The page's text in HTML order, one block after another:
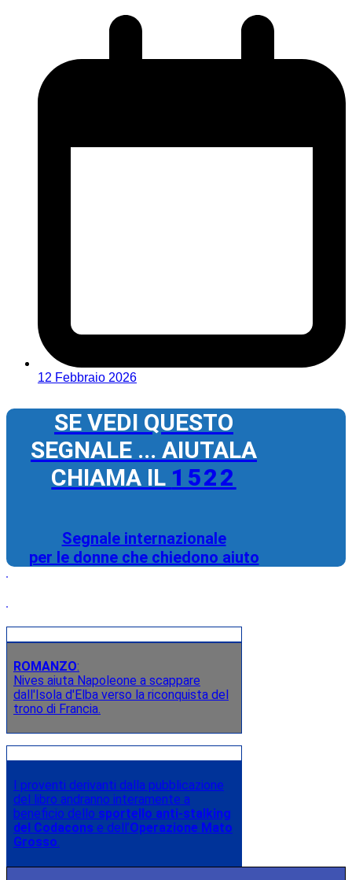
12 Febbraio 2026
SE VEDI QUESTO
SEGNALE ... AIUTALA
CHIAMA IL 1522
Segnale internazionale
per le donne che chiedono aiuto
ROMANZO:
Nives aiuta Napoleone a scappare
dall'Isola d'Elba verso la riconquista del
trono di Francia.
I proventi derivanti dalla pubblicazione
del libro andranno interamente a
beneficio dello sportello anti-stalking
del Codacons e dell’Operazione Mato
Grosso.